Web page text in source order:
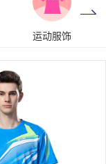
运动服饰